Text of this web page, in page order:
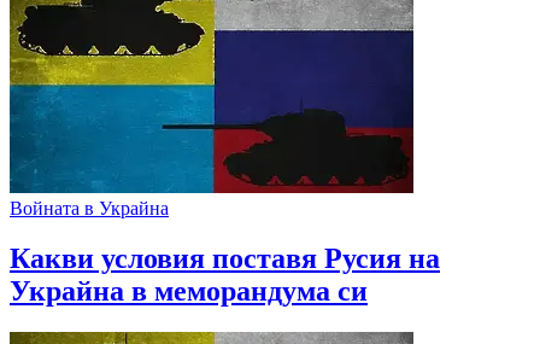
Войната в Украйна
Какви условия поставя Русия на
Украйна в меморандума си